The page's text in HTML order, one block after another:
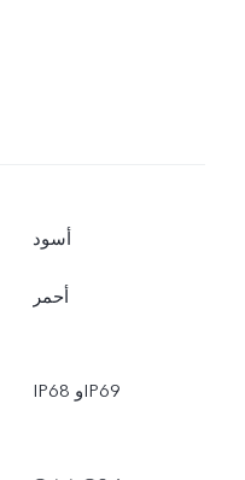
أسود
أحمر
IP68 وIP69